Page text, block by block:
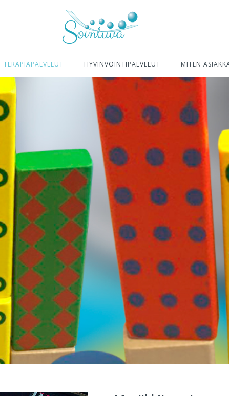
TERAPIAPALVELUT HYVINVOINTIPALVELUT MITEN